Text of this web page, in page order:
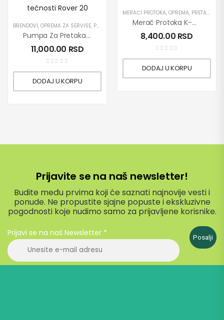
BRENDOVI, OPREMA ZA SERVISE, PRETAKANJE DIZEL GORIVA , PROIZVODI PUMPE
Pumpa Za Pretakanje Tečnosti Rover 20
11,000.00 RSD
DODAJ U KORPU
MERAČI PROTOKA, OPREMA, PRETAKANJE DIZEL GORIVA
Merač Protoka K-44
8,400.00 RSD
DODAJ U KORPU
Prijavite se na naš newsletter!
Budite među prvima koji će saznati najnovije vesti i
ponude. Ne propustite sjajne popuste i ekskluzivne
pogodnosti koje nudimo samo za prijavljene korisnike.
Prijavi se na naš Newsletter * Posalji